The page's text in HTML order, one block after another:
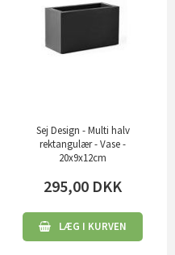
Sej Design - Multi halv
rektangulær - Vase -
20x9x12cm
295,00 DKK
LÆG I KURVEN